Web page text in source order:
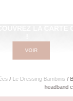
VOIR
/ Le Dressing Bambinis /
headband